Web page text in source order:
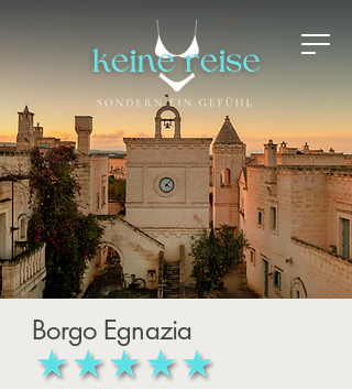
Borgo Egnazia